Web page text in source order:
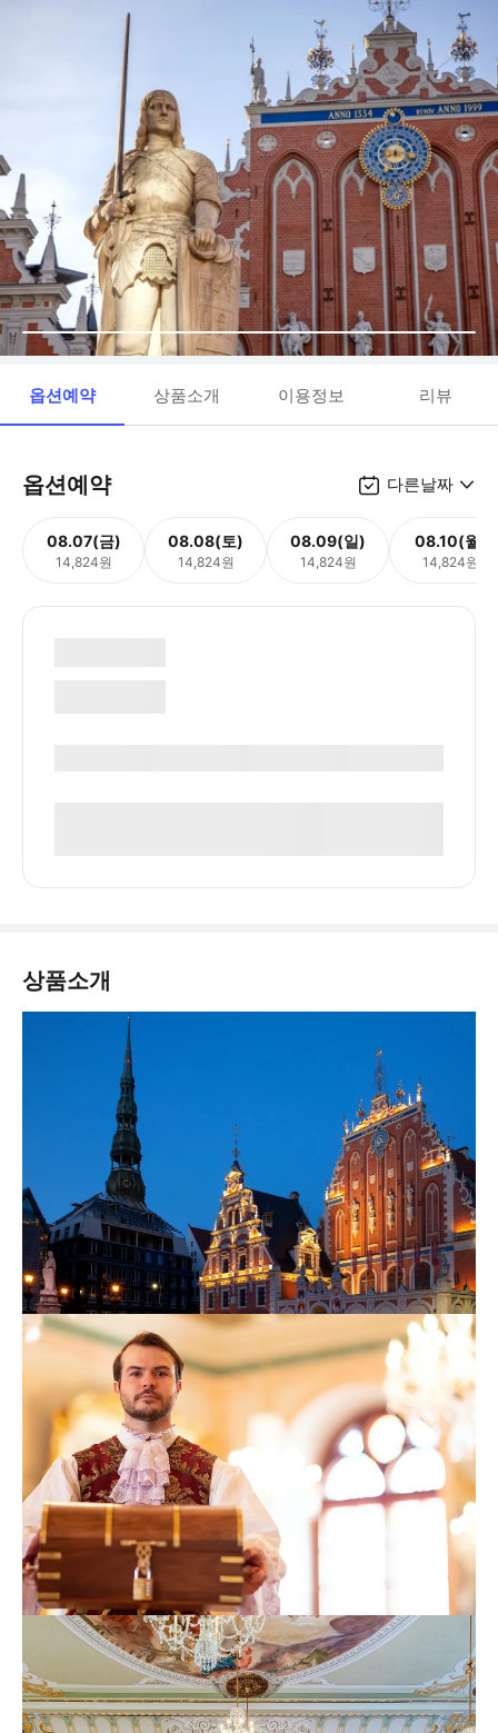
옵션예약 상품소개 이용정보 리뷰
옵션예약 다른날짜
08.07(금)
14,824원
08.08(토)
14,824원
08.09(일)
14,824원
08.10(월)
14,824원
상품소개